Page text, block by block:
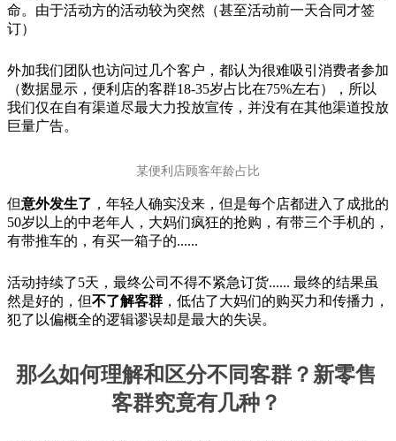
命。由于活动方的活动较为突然（甚至活动前一天合同才签
订）
外加我们团队也访问过几个客户，都认为很难吸引消费者参加
（数据显示，便利店的客群18-35岁占比在75%左右），所以
我们仅在自有渠道尽最大力投放宣传，并没有在其他渠道投放
巨量广告。
某便利店顾客年龄占比
但意外发生了 ，年轻人确实没来，但是每个店都进入了成批的
50岁以上的中老年人，大妈们疯狂的抢购，有带三个手机的，
有带推车的，有买一箱子的......
活动持续了5天，最终公司不得不紧急订货...... 最终的结果虽
然是好的，但不了解客群 ，低估了大妈们的购买力和传播力，
犯了以偏概全的逻辑谬误却是最大的失误。
那么如何理解和区分不同客群？新零售
客群究竟有几种？